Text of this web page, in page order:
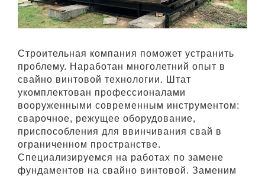
Строительная компания поможет устранить
проблему. Наработан многолетний опыт в
свайно винтовой технологии. Штат
укомплектован профессионалами
вооруженными современным инструментом:
сварочное, режущее оборудование,
приспособления для ввинчивания свай в
ограниченном пространстве.
Специализируемся на работах по замене
фундаментов на свайно винтовой. Заменим